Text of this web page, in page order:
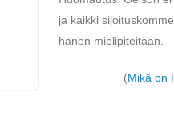
ja kaikki
hänen mielipiteitään.
(Mikä on